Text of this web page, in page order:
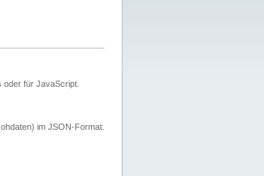
für JavaScript.
im JSON-Format.